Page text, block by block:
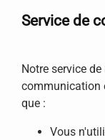
Service de
Notre service
communication
que :
Vous